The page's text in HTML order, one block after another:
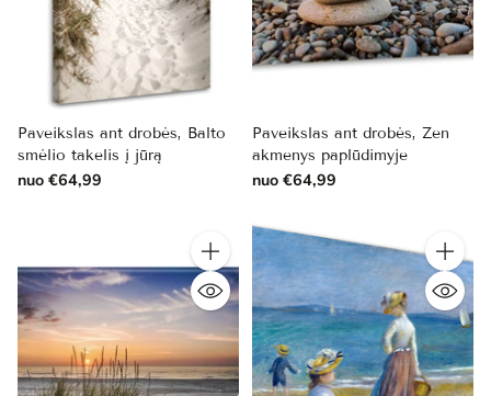
Paveikslas ant drobės, Balto
smėlio takelis į jūrą
nuo €64,99
Paveikslas ant drobės, Zen
akmenys paplūdimyje
nuo €64,99
Kiekis Kiekis